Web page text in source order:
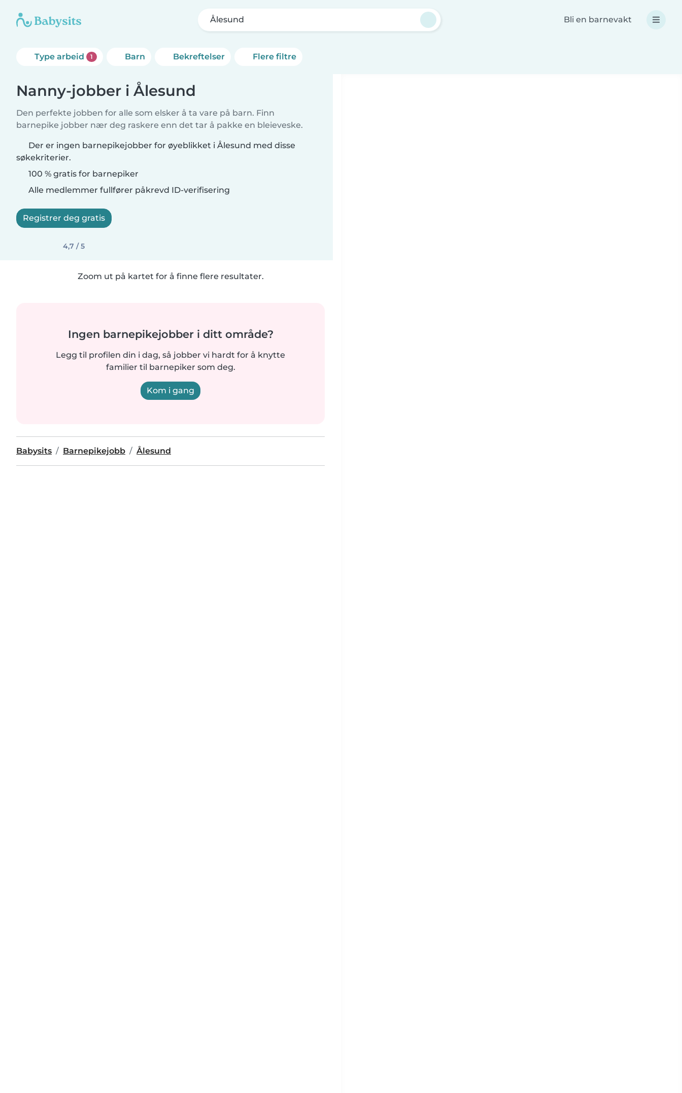
Ålesund Bli en barnevakt
Type arbeid 1 Barn Bekreftelser Flere filtre
Nanny-jobber i Ålesund
Den perfekte jobben for alle som elsker å ta vare på barn. Finn
barnepike jobber nær deg raskere enn det tar å pakke en bleieveske.
Der er ingen barnepikejobber for øyeblikket i Ålesund med disse
søkekriterier.
100 % gratis for barnepiker
Alle medlemmer fullfører påkrevd ID-verifisering
Registrer deg gratis
4,7 / 5
Zoom ut på kartet for å finne flere resultater.
Ingen barnepikejobber i ditt område?
Legg til profilen din i dag, så jobber vi hardt for å knytte
familier til barnepiker som deg.
Kom i gang
Babysits Barnepikejobb Ålesund